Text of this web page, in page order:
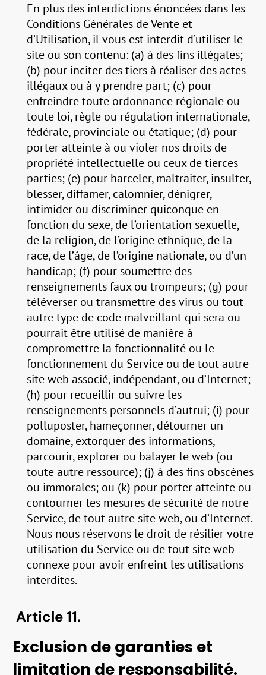
En plus des interdictions énoncées dans les
Conditions Générales de Vente et
d’Utilisation, il vous est interdit d’utiliser le
site ou son contenu: (a) à des fins illégales;
(b) pour inciter des tiers à réaliser des actes
illégaux ou à y prendre part; (c) pour
enfreindre toute ordonnance régionale ou
toute loi, règle ou régulation internationale,
fédérale, provinciale ou étatique; (d) pour
porter atteinte à ou violer nos droits de
propriété intellectuelle ou ceux de tierces
parties; (e) pour harceler, maltraiter, insulter,
blesser, diffamer, calomnier, dénigrer,
intimider ou discriminer quiconque en
fonction du sexe, de l’orientation sexuelle,
de la religion, de l’origine ethnique, de la
race, de l’âge, de l’origine nationale, ou d’un
handicap; (f) pour soumettre des
renseignements faux ou trompeurs; (g) pour
téléverser ou transmettre des virus ou tout
autre type de code malveillant qui sera ou
pourrait être utilisé de manière à
compromettre la fonctionnalité ou le
fonctionnement du Service ou de tout autre
site web associé, indépendant, ou d’Internet;
(h) pour recueillir ou suivre les
renseignements personnels d’autrui; (i) pour
polluposter, hameçonner, détourner un
domaine, extorquer des informations,
parcourir, explorer ou balayer le web (ou
toute autre ressource); (j) à des fins obscènes
ou immorales; ou (k) pour porter atteinte ou
contourner les mesures de sécurité de notre
Service, de tout autre site web, ou d’Internet.
Nous nous réservons le droit de résilier votre
utilisation du Service ou de tout site web
connexe pour avoir enfreint les utilisations
interdites.
Article 11.
Exclusion de garanties et
limitation de responsabilité.